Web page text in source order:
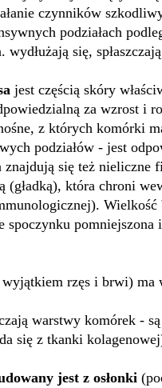
czynników
podziałach
wydłużają się,
jest częścią skóry
za wzrost i
z których komórki
podziałów - jest
znajdują się też nieliczne
(gładką), która chroni
spoczynku
rzęs i brwi) ma
warstwy komórek -
się z tkanki
jest z osłonki